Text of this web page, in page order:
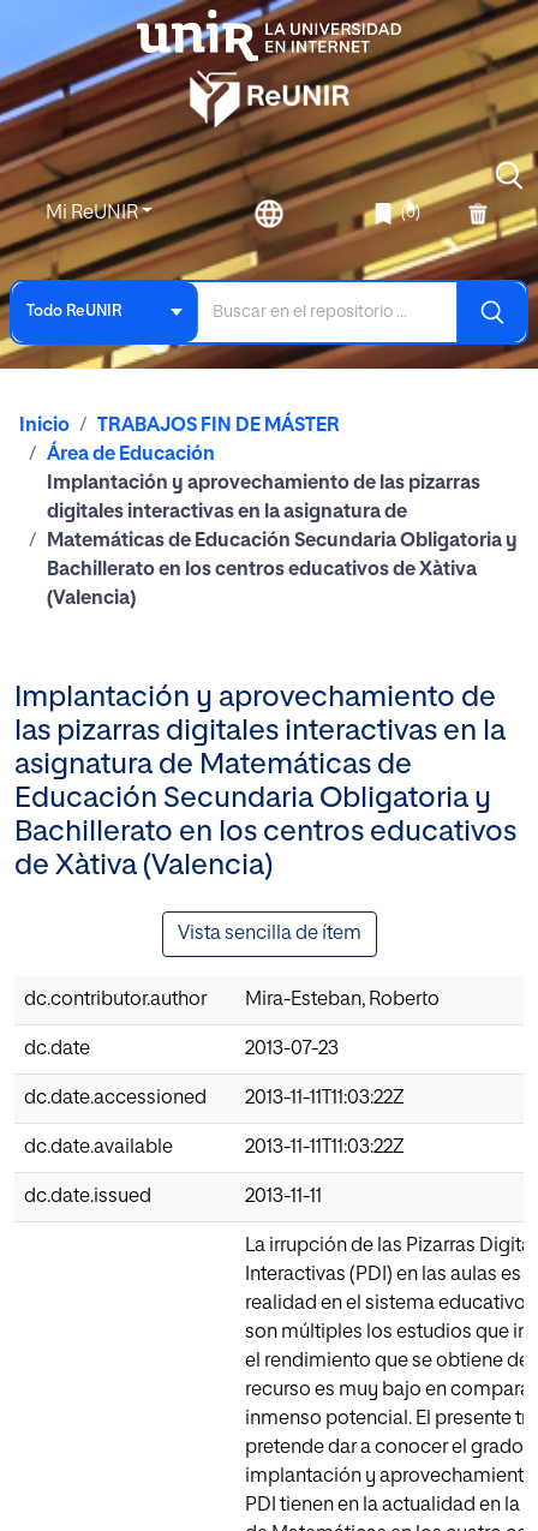
Mi ReUNIR (0)
Todo ReUNIR
Inicio
TRABAJOS FIN DE MÁSTER
Área de Educación
Implantación y aprovechamiento de las pizarras
digitales interactivas en la asignatura de
Matemáticas de Educación Secundaria Obligatoria y
Bachillerato en los centros educativos de Xàtiva
(Valencia)
Implantación y aprovechamiento de
las pizarras digitales interactivas en la
asignatura de Matemáticas de
Educación Secundaria Obligatoria y
Bachillerato en los centros educativos
de Xàtiva (Valencia)
Vista sencilla de ítem
dc.contributor.author Mira-Esteban, Roberto
dc.date 2013-07-23
dc.date.accessioned 2013-11-11T11:03:22Z
dc.date.available 2013-11-11T11:03:22Z
dc.date.issued 2013-11-11
La irrupción de las Pizarras
Interactivas (PDI) en las aulas es
realidad en el sistema educativo
son múltiples los estudios que
el rendimiento que se obtiene de
recurso es muy bajo en
inmenso potencial. El presente
pretende dar a conocer el grado
implantación y aprovechamiento
PDI tienen en la actualidad en la